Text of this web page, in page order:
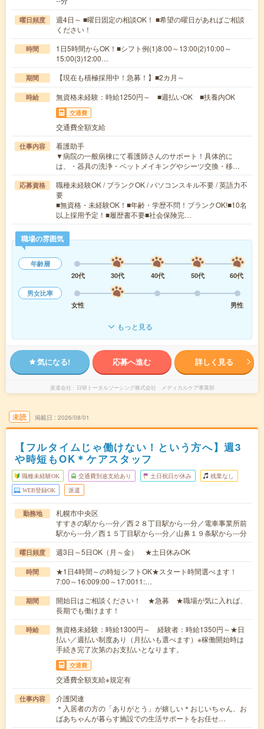
曜日頻度
週4日～ ■曜日固定の相談OK！ ■希望の曜日があればご相談
ください！
時間
1日5時間からOK！■シフト例(1)8:00～13:00(2)10:00～
15:00(3)12:00…
期間 【現在も積極採用中！急募！】■2カ月～
時給 無資格未経験：時給1250円～ ■週払いOK ■扶養内OK
交通費
交通費全額支給
仕事内容
看護助手
▼病院の一般病棟にて看護師さんのサポート！具体的に
は、・器具の洗浄・ベットメイキングやシーツ交換・移…
応募資格
職種未経験OK / ブランクOK / パソコンスキル不要 / 英語力不
要
■無資格・未経験OK！■年齢・学歴不問！ブランクOK!■10名
以上採用予定！■履歴書不要■社会保険完…
職場の雰囲気
年齢層
20代
30代 40代 50代
60代
男女比率
女性
男性
もっと見る
気になる! 応募へ進む 詳しく見る
派遣会社 日研トータルソーシング株式会社 メディカルケア事業部
未読 掲載日 2026/08/01
【フルタイムじゃ働けない！という方へ】週3
や時短もOK＊ケアスタッフ
職種未経験OK 交通費別途支給あり 土日祝日が休み 残業なし
WEB登録OK 派遣
勤務地
札幌市中央区
すすきの駅から---分／西２８丁目駅から---分／電車事業所前
駅から---分／西１５丁目駅から---分／山鼻１９条駅から---分
曜日頻度 週3日～5日OK（月～金） ★土日休みOK
時間
★1日4時間～の時短シフトOK★スタート時間選べます！
7:00～16:009:00～17:0011:…
期間
開始日はご相談ください！ ★急募 ★職場が気に入れば、
長期でも働けます！
時給
無資格未経験：時給1300円～ 経験者：時給1350円～★日
払い／週払い制度あり（月払いも選べます）※稼働開始時は
手続き完了次第のお支払いとなります。
交通費
交通費全額支給※規定有
仕事内容
介護関連
＊入居者の方の「ありがとう」が嬉しい＊おじいちゃん、お
ばあちゃんが暮らす施設での生活サポートをお任せ…